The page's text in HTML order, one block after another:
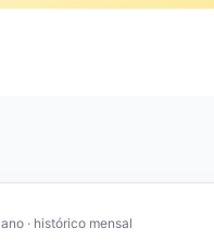
· histórico mensal